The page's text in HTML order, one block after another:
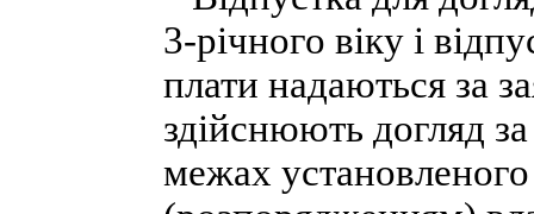
3-річного віку і
плати надаються за
здійснюють догляд
межах